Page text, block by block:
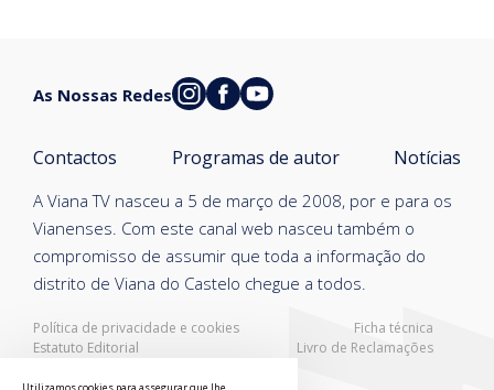
Política de privacidade e cookies
Ficha técnica
Estatuto Editorial
Livro de Reclamações
A Viana TV nasceu a 5 de março de 2008, por e para os
Vianenses. Com este canal web nasceu também o
compromisso de assumir que toda a informação do
distrito de Viana do Castelo chegue a todos.
Contactos Programas de autor Notícias
As Nossas Redes